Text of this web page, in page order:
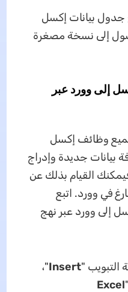
جدول بيانات إكسل
إلى نسخة مصغرة
إلى وورد عبر
وظائف إكسل
بيانات جديدة وإدراج
القيام بذلك عن
في وورد. اتبع
إلى وورد عبر نهج
التبويب "Insert"،
Excel